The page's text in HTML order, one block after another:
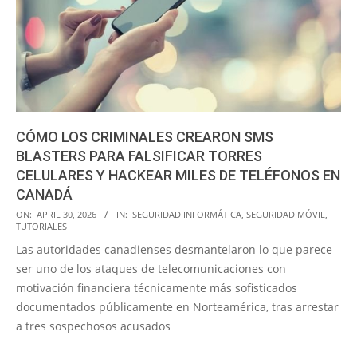
CÓMO LOS CRIMINALES CREARON SMS
BLASTERS PARA FALSIFICAR TORRES
CELULARES Y HACKEAR MILES DE TELÉFONOS EN
CANADÁ
2026-
04-
30
ON: APRIL 30, 2026 IN: SEGURIDAD INFORMÁTICA SEGURIDAD MÓVIL
TUTORIALES
Las autoridades canadienses desmantelaron lo que parece
ser uno de los ataques de telecomunicaciones con
motivación financiera técnicamente más sofisticados
documentados públicamente en Norteamérica, tras arrestar
a tres sospechosos acusados